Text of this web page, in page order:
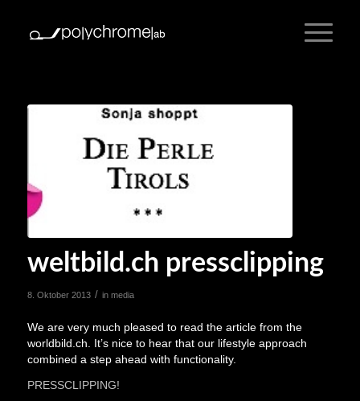
weltbild.ch pressclipping
8. Oktober 2013 / in media
We are very much pleased to read the article from the
worldbild.ch. It’s nice to hear that our lifestyle approach
combined a step ahead with functionality.
PRESSCLIPPING!